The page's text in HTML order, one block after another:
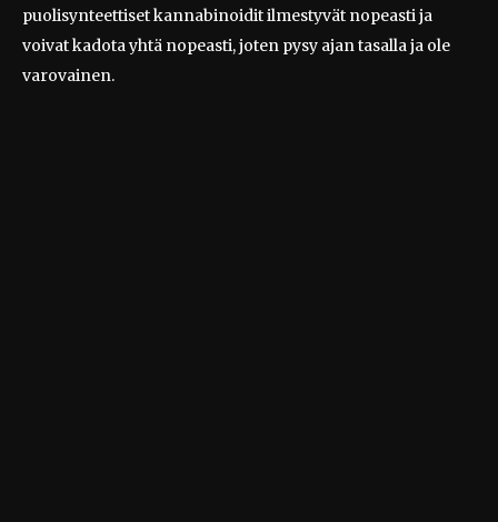
puolisynteettiset kannabinoidit ilmestyvät nopeasti ja
voivat kadota yhtä nopeasti, joten pysy ajan tasalla ja ole
varovainen.